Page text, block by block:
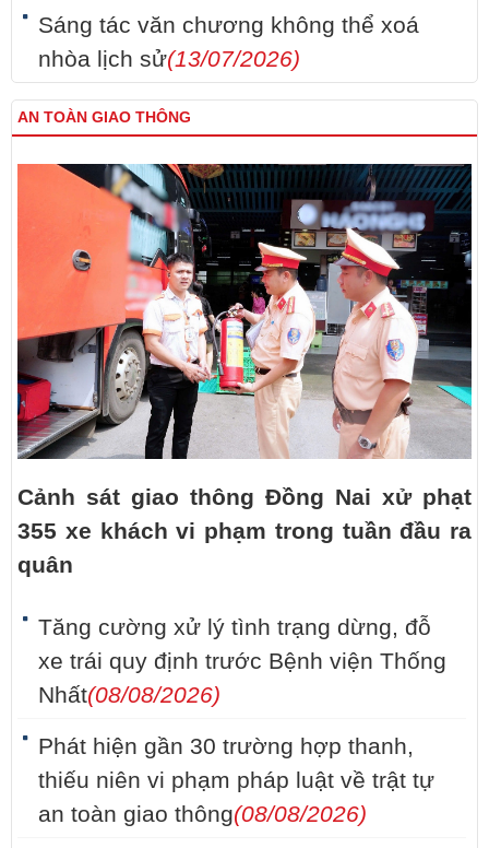
Sáng tác văn chương không thể xoá
nhòa lịch sử(13/07/2026)
AN TOÀN GIAO THÔNG
Cảnh sát giao thông Đồng Nai xử phạt
355 xe khách vi phạm trong tuần đầu ra
quân
Tăng cường xử lý tình trạng dừng, đỗ
xe trái quy định trước Bệnh viện Thống
Nhất(08/08/2026)
Phát hiện gần 30 trường hợp thanh,
thiếu niên vi phạm pháp luật về trật tự
an toàn giao thông(08/08/2026)